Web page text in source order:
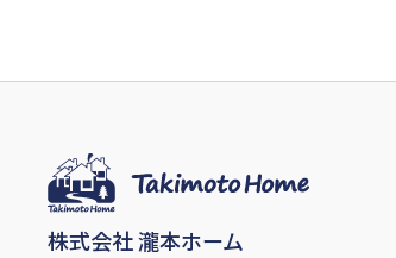
株式会社 瀧本ホーム